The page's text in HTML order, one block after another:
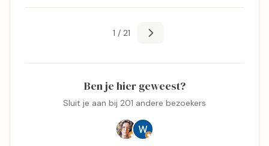
1 / 21
Ben je hier geweest?
Sluit je aan bij 201 andere bezoekers